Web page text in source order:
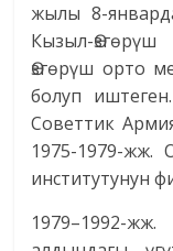
жылы 8-
Кызыл-
Өзгөрүш орто
болуп
Советтик
1975-1979-жж.
институтунун
1979–1992-